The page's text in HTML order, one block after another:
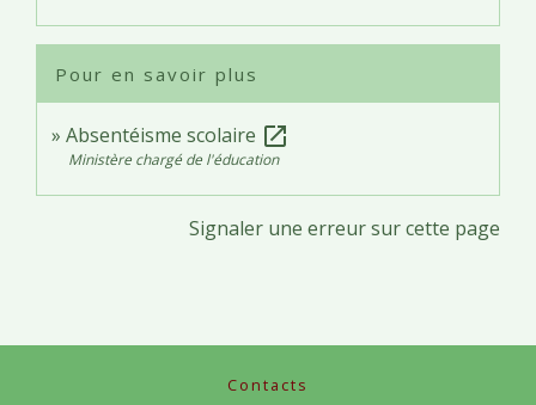
Pour en savoir plus
Absentéisme scolaire open_in_new
Ministère chargé de l'éducation
Signaler une erreur sur cette page
Contacts